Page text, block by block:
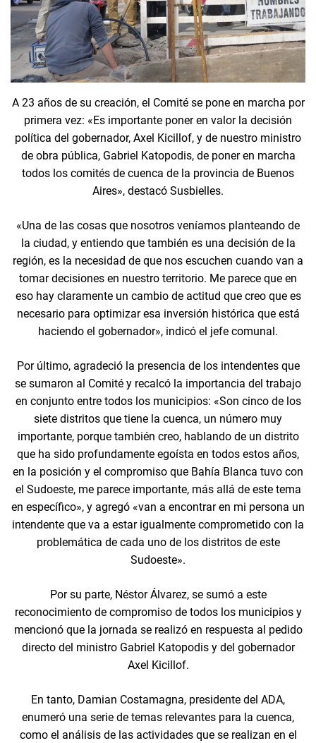
A 23 años de su creación, el Comité se pone en marcha por
primera vez: «Es importante poner en valor la decisión
política del gobernador, Axel Kicillof, y de nuestro ministro
de obra pública, Gabriel Katopodis, de poner en marcha
todos los comités de cuenca de la provincia de Buenos
Aires», destacó Susbielles.
«Una de las cosas que nosotros veníamos planteando de
la ciudad, y entiendo que también es una decisión de la
región, es la necesidad de que nos escuchen cuando van a
tomar decisiones en nuestro territorio. Me parece que en
eso hay claramente un cambio de actitud que creo que es
necesario para optimizar esa inversión histórica que está
haciendo el gobernador», indicó el jefe comunal.
Por último, agradeció la presencia de los intendentes que
se sumaron al Comité y recalcó la importancia del trabajo
en conjunto entre todos los municipios: «Son cinco de los
siete distritos que tiene la cuenca, un número muy
importante, porque también creo, hablando de un distrito
que ha sido profundamente egoísta en todos estos años,
en la posición y el compromiso que Bahía Blanca tuvo con
el Sudoeste, me parece importante, más allá de este tema
en específico», y agregó «van a encontrar en mi persona un
intendente que va a estar igualmente comprometido con la
problemática de cada uno de los distritos de este
Sudoeste».
Por su parte, Néstor Álvarez, se sumó a este
reconocimiento de compromiso de todos los municipios y
mencionó que la jornada se realizó en respuesta al pedido
directo del ministro Gabriel Katopodis y del gobernador
Axel Kicillof.
En tanto, Damian Costamagna, presidente del ADA,
enumeró una serie de temas relevantes para la cuenca,
como el análisis de las actividades que se realizan en el